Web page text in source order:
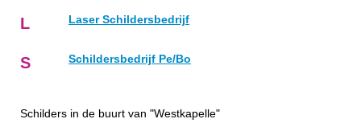
L Laser Schildersbedrijf
S Schildersbedrijf Pe/Bo
Schilders in de buurt van "Westkapelle"